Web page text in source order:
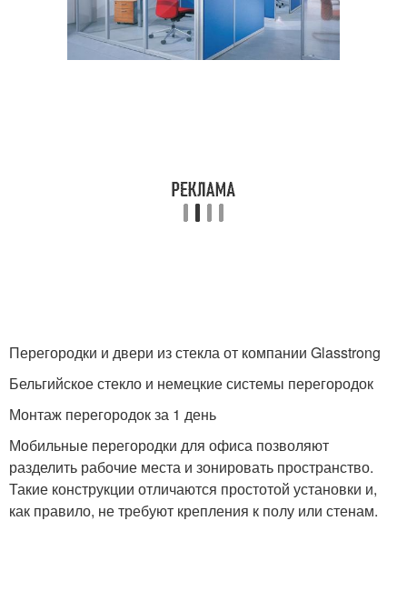
Перегородки и двери из стекла от компании Glasstrong
Бельгийское стекло и немецкие системы перегородок
Монтаж перегородок за 1 день
Мобильные перегородки для офиса позволяют
разделить рабочие места и зонировать пространство.
Такие конструкции отличаются простотой установки и,
как правило, не требуют крепления к полу или стенам.